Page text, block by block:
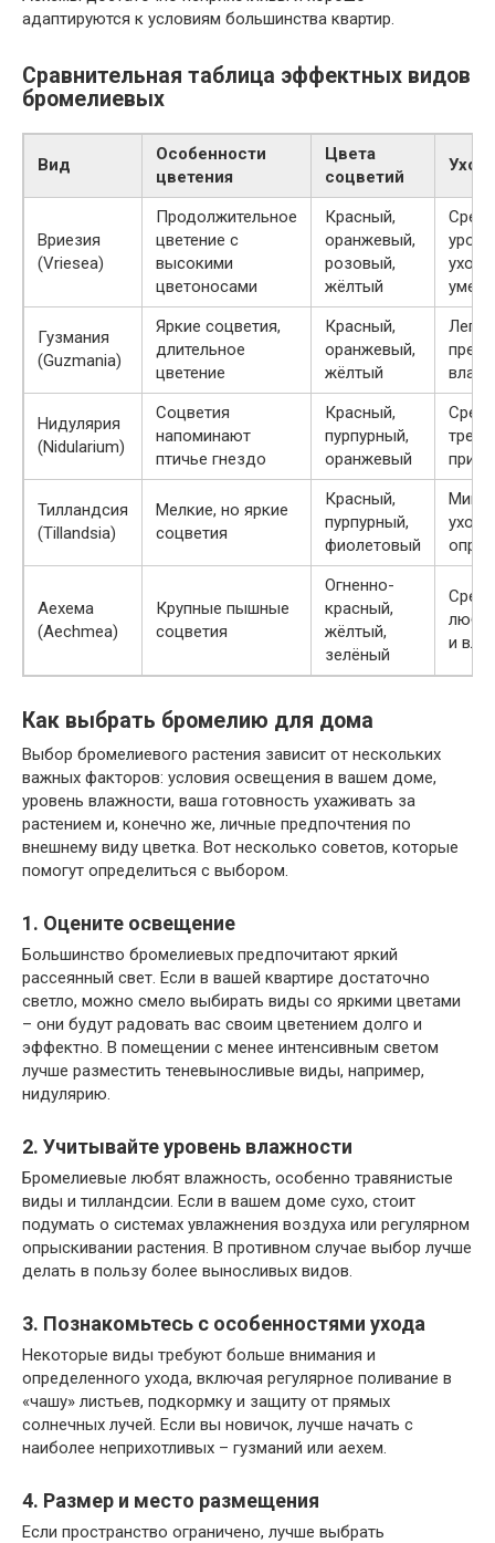
адаптируются к условиям большинства квартир.
Сравнительная таблица эффектных видов
бромелиевых
Вид
Особенности
цветения
Цвета
соцветий
Уход
Вриезия
(Vriesea)
Продолжительное
цветение с
высокими
цветоносами
Красный,
оранжевый,
розовый,
жёлтый
Гузмания
(Guzmania)
Яркие соцветия,
длительное
цветение
Красный,
оранжевый,
жёлтый
Нидулярия
(Nidularium)
Соцветия
напоминают
птичье гнездо
Красный,
пурпурный,
оранжевый
Тилландсия
(Tillandsia)
Мелкие, но яркие
соцветия
Красный,
пурпурный,
фиолетовый
уход,
Аехема
(Aechmea)
Крупные пышные
соцветия
Огненно-
красный,
жёлтый,
зелёный
и
Как выбрать бромелию для дома
Выбор бромелиевого растения зависит от нескольких
важных факторов: условия освещения в вашем доме,
уровень влажности, ваша готовность ухаживать за
растением и, конечно же, личные предпочтения по
внешнему виду цветка. Вот несколько советов, которые
помогут определиться с выбором.
1. Оцените освещение
Большинство бромелиевых предпочитают яркий
рассеянный свет. Если в вашей квартире достаточно
светло, можно смело выбирать виды со яркими цветами
– они будут радовать вас своим цветением долго и
эффектно. В помещении с менее интенсивным светом
лучше разместить теневыносливые виды, например,
нидулярию.
2. Учитывайте уровень влажности
Бромелиевые любят влажность, особенно травянистые
виды и тилландсии. Если в вашем доме сухо, стоит
подумать о системах увлажнения воздуха или регулярном
опрыскивании растения. В противном случае выбор лучше
делать в пользу более выносливых видов.
3. Познакомьтесь с особенностями ухода
Некоторые виды требуют больше внимания и
определенного ухода, включая регулярное поливание в
«чашу» листьев, подкормку и защиту от прямых
солнечных лучей. Если вы новичок, лучше начать с
наиболее неприхотливых – гузманий или аехем.
4. Размер и место размещения
Если пространство ограничено, лучше выбрать